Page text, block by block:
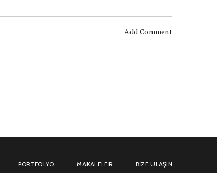
Add Comment
PORTFOLYO MAKALELER BIZE ULAŞIN